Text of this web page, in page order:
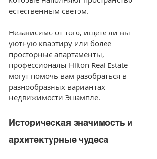
естественным светом.
Независимо от того, ищете ли вы
уютную квартиру или более
просторные апартаменты,
профессионалы Hilton Real Estate
могут помочь вам разобраться в
разнообразных вариантах
недвижимости Эшампле.
Историческая значимость и
архитектурные чудеса